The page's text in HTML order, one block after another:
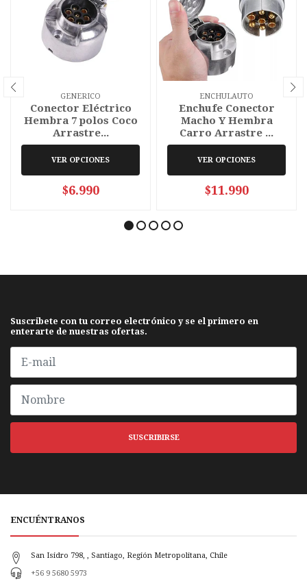
GENERICO
Conector Eléctrico
Hembra 7 polos Coco
Arrastre...
VER OPCIONES
$6.990
ENCHULAUTO
Enchufe Conector
Macho Y Hembra
Carro Arrastre ...
VER OPCIONES
$11.990
Suscribete con tu correo electrónico y se el primero en
enterarte de nuestras ofertas.
SUSCRIBIRSE
ENCUÉNTRANOS
San Isidro 798, , Santiago, Región Metropolitana, Chile
+56 9 5680 5973